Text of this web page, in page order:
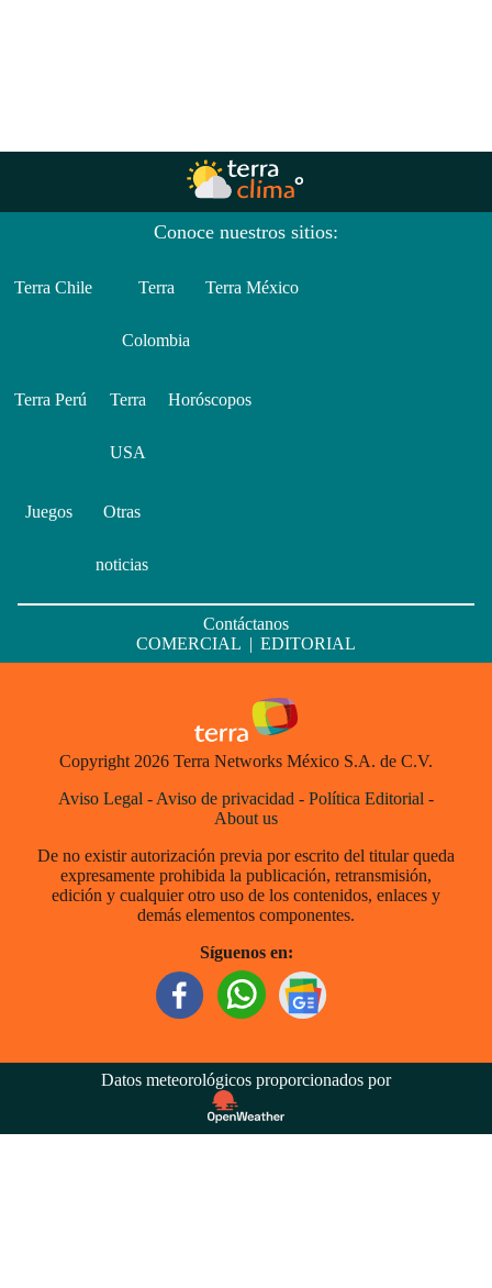
Conoce nuestros sitios:
Terra Chile Terra
Colombia
Terra México
Terra Perú Terra
USA
Horóscopos
Juegos Otras
noticias
Contáctanos
COMERCIAL | EDITORIAL
Copyright 2026 Terra Networks México S.A. de C.V.
Aviso Legal - Aviso de privacidad - Política Editorial -
About us
De no existir autorización previa por escrito del titular queda
expresamente prohibida la publicación, retransmisión,
edición y cualquier otro uso de los contenidos, enlaces y
demás elementos componentes.
Síguenos en:
Datos meteorológicos proporcionados por